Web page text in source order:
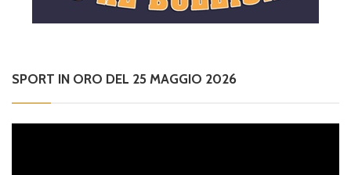
SPORT IN ORO DEL 25 MAGGIO 2026